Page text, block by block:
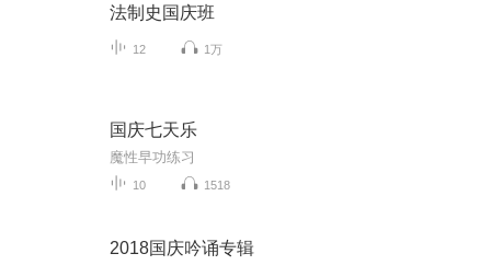
法制史国庆班
12 1万
国庆七天乐
魔性早功练习
10 1518
2018国庆吟诵专辑